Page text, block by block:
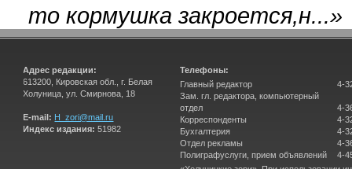
то кормушка закроется,н...»
Адрес редакции:
613200, Кировская обл., г. Белая
Холуница, ул. Смирнова, 18
E-mail: H_zori@mail.ru
Индекс издания: 51982
Телефоны:
Главный редактор
Зам. гл. редактора, компьютерный
отдел
Корреспонденты
Бухгалтерия
Отдел рекламы
Полиграфуслуги, прием объявлений
4-
4-
4-
4-
4-
4-